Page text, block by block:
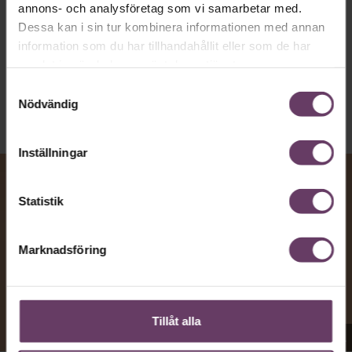
annons- och analysföretag som vi samarbetar med.
Dessa kan i sin tur kombinera informationen med annan
information som du har tillhandahållit eller som de har
Nödvändig
Inställningar
Statistik
Marknadsföring
Tillåt alla
Kommunikation
Text:Fredrik Kullberg
Publicerad2026-08-07